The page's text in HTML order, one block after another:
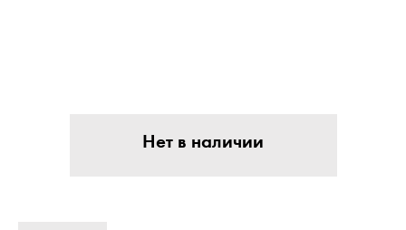
Нет в наличии